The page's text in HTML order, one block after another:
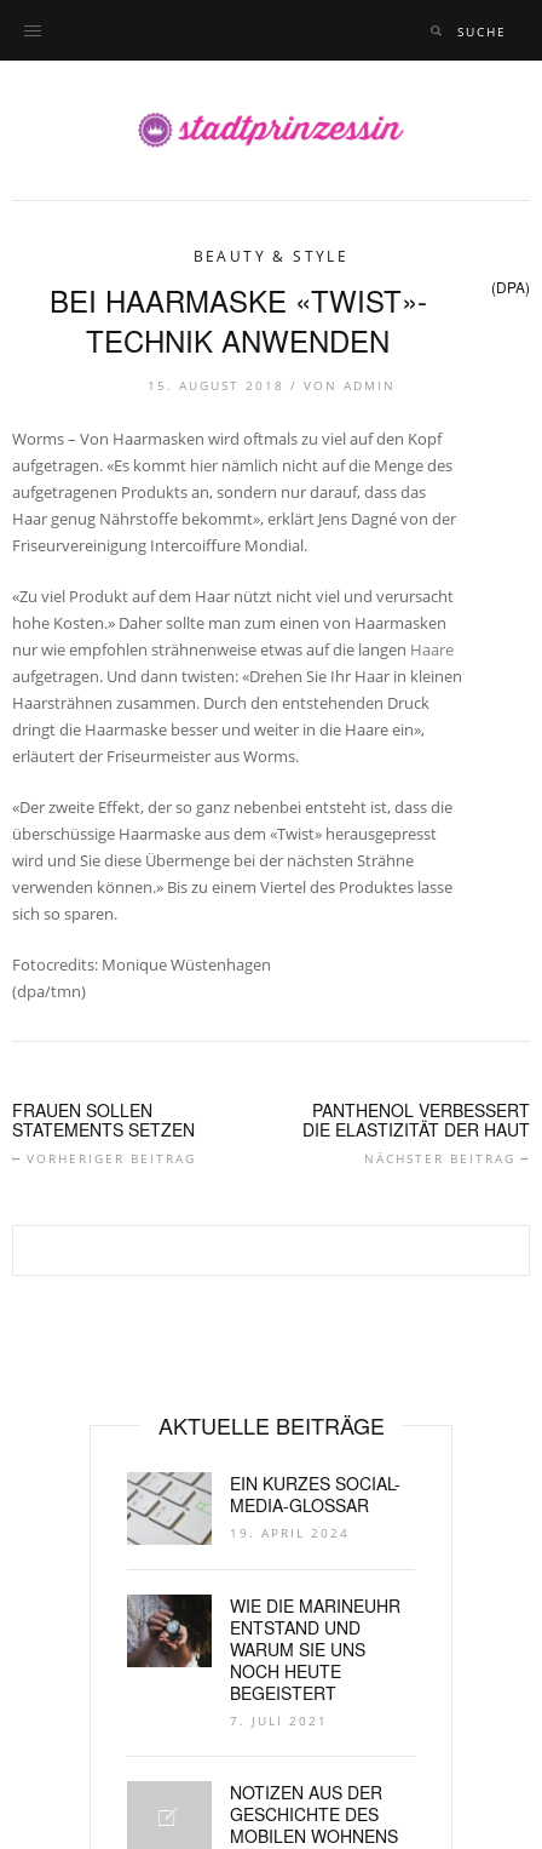
BEAUTY & STYLE
BEI HAARMASKE «TWIST»-
TECHNIK ANWENDEN
(DPA)
15. AUGUST 2018 / VON ADMIN
Worms – Von Haarmasken wird oftmals zu viel auf den Kopf
aufgetragen. «Es kommt hier nämlich nicht auf die Menge des
aufgetragenen Produkts an, sondern nur darauf, dass das
Haar genug Nährstoffe bekommt», erklärt Jens Dagné von der
Friseurvereinigung Intercoiffure Mondial.
«Zu viel Produkt auf dem Haar nützt nicht viel und verursacht
hohe Kosten.» Daher sollte man zum einen von Haarmasken
nur wie empfohlen strähnenweise etwas auf die langen Haare
aufgetragen. Und dann twisten: «Drehen Sie Ihr Haar in kleinen
Haarsträhnen zusammen. Durch den entstehenden Druck
dringt die Haarmaske besser und weiter in die Haare ein»,
erläutert der Friseurmeister aus Worms.
«Der zweite Effekt, der so ganz nebenbei entsteht ist, dass die
überschüssige Haarmaske aus dem «Twist» herausgepresst
wird und Sie diese Übermenge bei der nächsten Strähne
verwenden können.» Bis zu einem Viertel des Produktes lasse
sich so sparen.
Fotocredits: Monique Wüstenhagen
(dpa/tmn)
FRAUEN SOLLEN
STATEMENTS SETZEN
VORHERIGER BEITRAG
PANTHENOL VERBESSERT
DIE ELASTIZITÄT DER HAUT
NÄCHSTER BEITRAG
AKTUELLE BEITRÄGE
EIN KURZES SOCIAL-
MEDIA-GLOSSAR
19. APRIL 2024
WIE DIE MARINEUHR
ENTSTAND UND
WARUM SIE UNS
NOCH HEUTE
BEGEISTERT
7. JULI 2021
NOTIZEN AUS DER
GESCHICHTE DES
MOBILEN WOHNENS